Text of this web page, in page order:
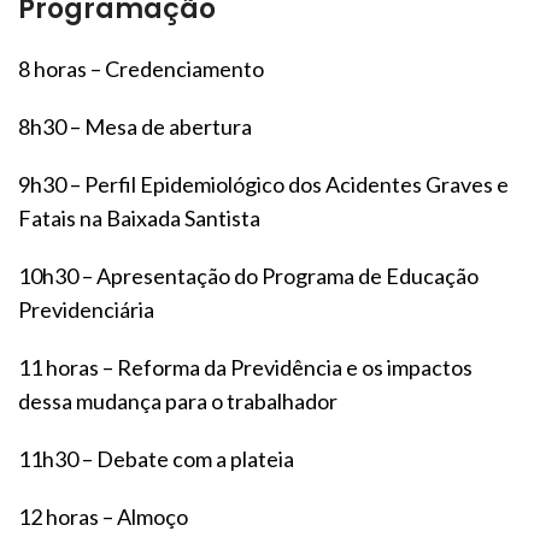
Programação
8 horas – Credenciamento
8h30 – Mesa de abertura
9h30 – Perfil Epidemiológico dos Acidentes Graves e
Fatais na Baixada Santista
10h30 – Apresentação do Programa de Educação
Previdenciária
11 horas – Reforma da Previdência e os impactos
dessa mudança para o trabalhador
11h30 – Debate com a plateia
12 horas – Almoço